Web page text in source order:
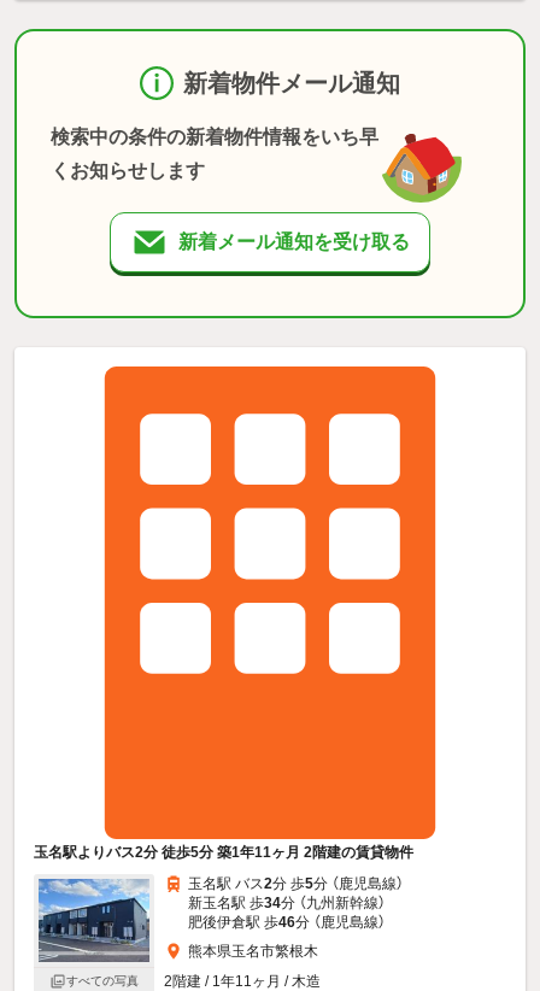
新着物件メール通知
検索中の条件の新着物件情報をいち早
くお知らせします
新着メール通知を受け取る
玉名駅よりバス2分 徒歩5分 築1年11ヶ月 2階建の賃貸物件
すべての写真
玉名駅 バス2分 歩5分 （鹿児島線）
新玉名駅 歩34分 （九州新幹線）
肥後伊倉駅 歩46分 （鹿児島線）
熊本県玉名市繁根木
2階建 / 1年11ヶ月 / 木造